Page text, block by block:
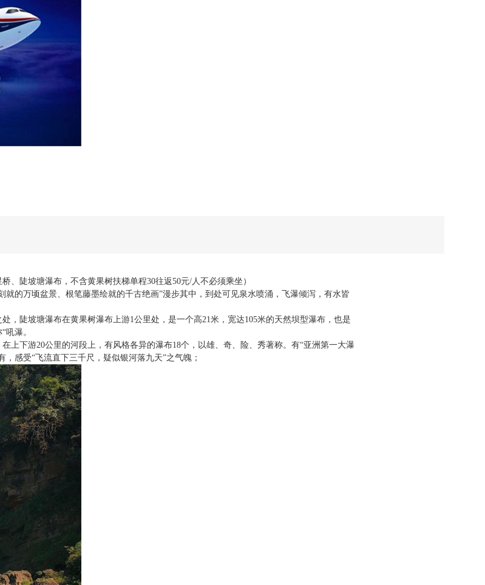
、陡坡塘瀑布，不含黄果树扶梯单程30往返50元/人不必须乘坐）
就的万顷盆景、根笔藤墨绘就的千古绝画”漫步其中，到处可见泉水喷涌，飞瀑倾泻，有水皆
，陡坡塘瀑布在黄果树瀑布上游1公里处，是一个高21米，宽达105米的天然坝型瀑布，也是
吼瀑。
在上下游20公里的河段上，有风格各异的瀑布18个，以雄、奇、险、秀著称。有“亚洲第一大瀑
感受“飞流直下三千尺，疑似银河落九天”之气魄；